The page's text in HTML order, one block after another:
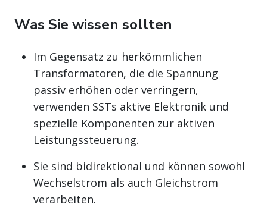
Was Sie wissen sollten
Im Gegensatz zu herkömmlichen
Transformatoren, die die Spannung
passiv erhöhen oder verringern,
verwenden SSTs aktive Elektronik und
spezielle Komponenten zur aktiven
Leistungssteuerung.
Sie sind bidirektional und können sowohl
Wechselstrom als auch Gleichstrom
verarbeiten.